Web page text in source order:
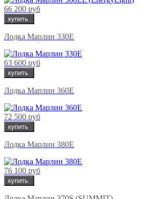
66 200 руб
купить
Лодка Марлин 330E
63 600 руб
купить
Лодка Марлин 360E
72 500 руб
купить
Лодка Марлин 380E
76 100 руб
купить